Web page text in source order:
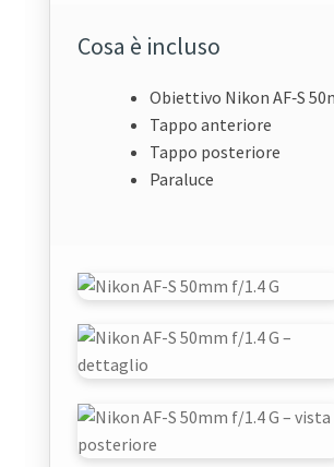
Cosa è incluso
Obiettivo Nikon AF‑S
Tappo anteriore
Tappo posteriore
Paraluce